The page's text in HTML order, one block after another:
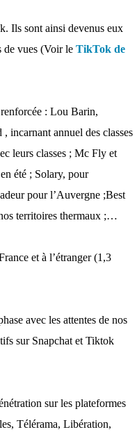
Ils sont ainsi devenus eux
de vues (Voir le TikTok de
renforcée : Lou Barin,
incarnant annuel des classes
leurs classes ; Mc Fly et
été ; Solary, pour
pour l’Auvergne ;Best
territoires thermaux ;…
et à l’étranger (1,3
avec les attentes de nos
sur Snapchat et Tiktok
sur les plateformes
Télérama, Libération,